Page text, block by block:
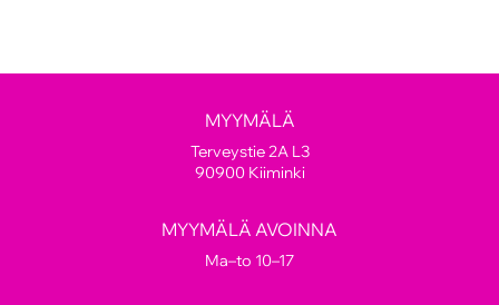
MYYMÄLÄ
Terveystie 2A L3
90900 Kiiminki
MYYMÄLÄ AVOINNA
Ma–to 10–17